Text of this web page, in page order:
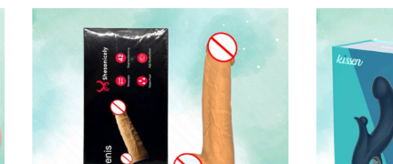
Dụng cụ mát xa hậu môn hình chữ L độc đáo HM08 hỗ trợ các